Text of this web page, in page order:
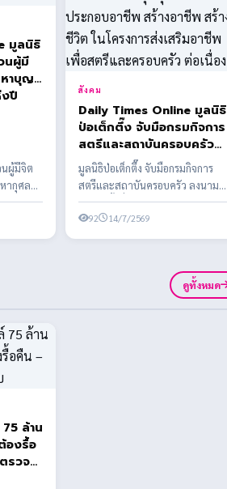
มูลนิธิ
นผู้มี
าบุญ
ปี
ผู้มีจิต
ากุศล
ประเพณี
สังคม
Daily Times Online มูลนิธิ
ป่อเต็กตึ๊ง จับมือกรมกิจการ
สตรีและสถาบันครอบครัว
ลงนาม MOU ครั้งที่ 2
สนับสนุนอุปกรณ์การ
ประกอบอาชีพ สร้างอาชีพ
สร้างชีวิต ในโครงการส่ง
มูลนิธิป่อเต็กตึ๊ง จับมือกรมกิจการ
สตรีและสถาบันครอบครัว ลงนาม
MOU ครั้งที่ 2 สนับสนุนอุปกรณ์การ
ประกอ...
92 14/7/2569
ดูทั้งหมด
75 ล้าน
องรื้อ
รวจ